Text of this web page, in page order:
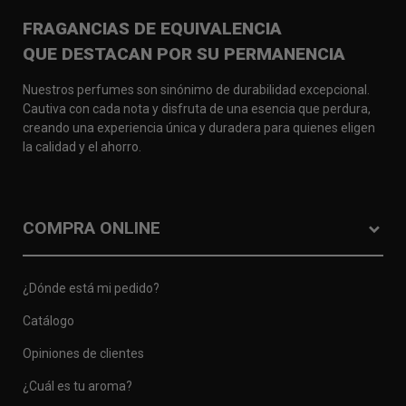
FRAGANCIAS DE EQUIVALENCIA
QUE DESTACAN POR SU PERMANENCIA
Nuestros perfumes son sinónimo de durabilidad excepcional.
Cautiva con cada nota y disfruta de una esencia que perdura,
creando una experiencia única y duradera para quienes eligen
la calidad y el ahorro.
COMPRA ONLINE
¿Dónde está mi pedido?
Catálogo
Opiniones de clientes
¿Cuál es tu aroma?